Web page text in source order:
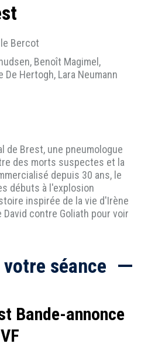
Bercot
Benoît Magimel,
Hertogh, Lara Neumann
de Brest, une pneumologue
des morts suspectes et la
depuis 30 ans, le
débuts à l'explosion
inspirée de la vie d'Irène
contre Goliath pour voir
séance
Bande-annonce
VF